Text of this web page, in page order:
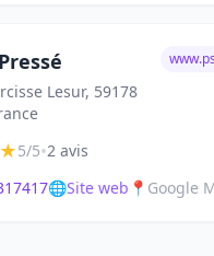
Lesur, 59178
★5/5•2 avis
🌐Site web 📍 Google